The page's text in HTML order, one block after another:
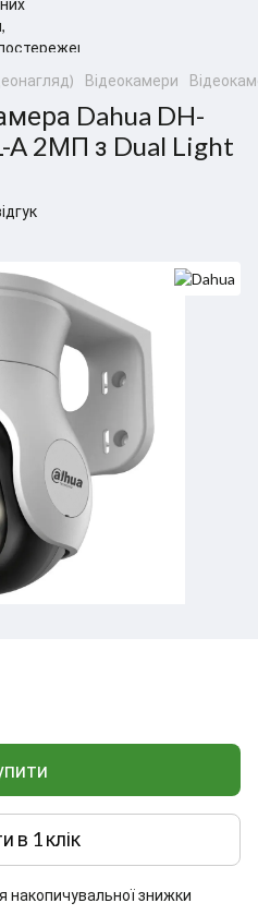
Відеокамери
Dahua DH-
A 2МП з Dual Light
в 1 клік
накопичувальної знижки